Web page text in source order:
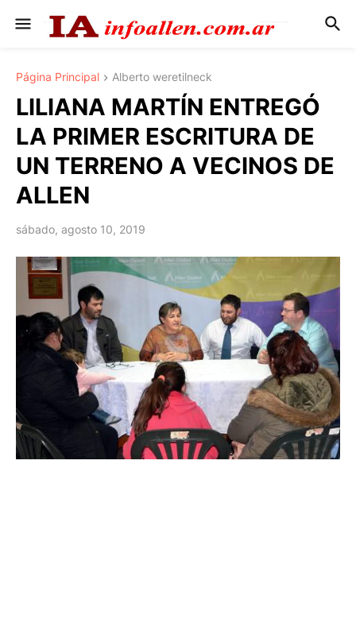
Página Principal Alberto weretilneck
LILIANA MARTÍN ENTREGÓ
LA PRIMER ESCRITURA DE
UN TERRENO A VECINOS DE
ALLEN
sábado, agosto 10, 2019